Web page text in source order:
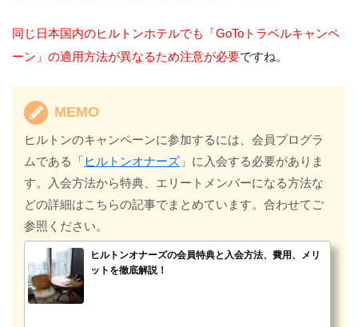
同じ日本国内のヒルトンホテルでも「GoToトラベルキャンペ
ーン」の適用方法が異なるため注意が必要ですね。
MEMO
ヒルトンのキャンペーンに参加するには、会員プログラ
ムである「 ヒルトンオナーズ 」に入会する必要がありま
す。入会方法から特典、エリートメンバーになる方法な
どの詳細はこちらの記事でまとめています。合わせてご
参照ください。
ヒルトンオナーズの会員特典と入会方法、費用、メリ
ットを徹底解説！